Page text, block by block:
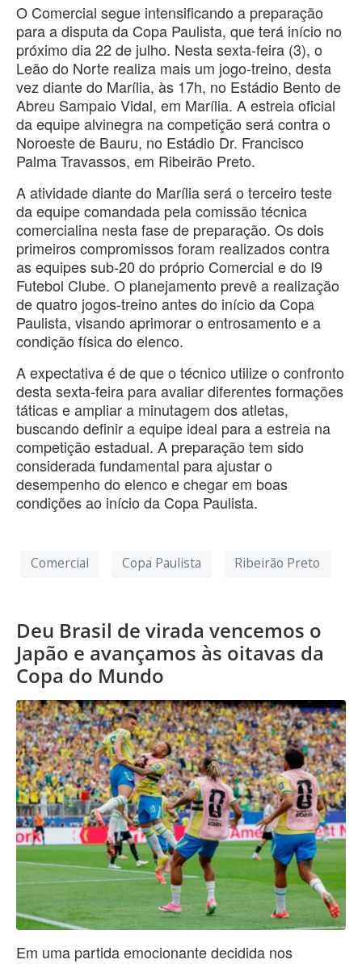
O Comercial segue intensificando a preparação
para a disputa da Copa Paulista, que terá início no
próximo dia 22 de julho. Nesta sexta-feira (3), o
Leão do Norte realiza mais um jogo-treino, desta
vez diante do Marília, às 17h, no Estádio Bento de
Abreu Sampaio Vidal, em Marília. A estreia oficial
da equipe alvinegra na competição será contra o
Noroeste de Bauru, no Estádio Dr. Francisco
Palma Travassos, em Ribeirão Preto.
A atividade diante do Marília será o terceiro teste
da equipe comandada pela comissão técnica
comercialina nesta fase de preparação. Os dois
primeiros compromissos foram realizados contra
as equipes sub-20 do próprio Comercial e do I9
Futebol Clube. O planejamento prevê a realização
de quatro jogos-treino antes do início da Copa
Paulista, visando aprimorar o entrosamento e a
condição física do elenco.
A expectativa é de que o técnico utilize o confronto
desta sexta-feira para avaliar diferentes formações
táticas e ampliar a minutagem dos atletas,
buscando definir a equipe ideal para a estreia na
competição estadual. A preparação tem sido
considerada fundamental para ajustar o
desempenho do elenco e chegar em boas
condições ao início da Copa Paulista.
Comercial Copa Paulista Ribeirão Preto
Deu Brasil de virada vencemos o
Japão e avançamos às oitavas da
Copa do Mundo
Em uma partida emocionante decidida nos